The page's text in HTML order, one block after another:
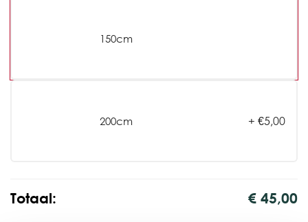
150cm
200cm + €5,00
Totaal: € 45,00